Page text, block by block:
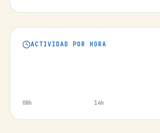
ACTIVIDAD POR HORA
08h 14h